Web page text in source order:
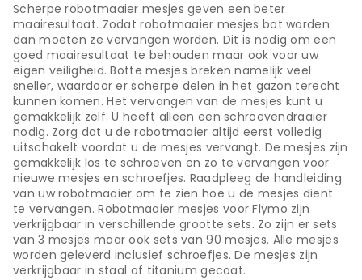
Scherpe robotmaaier mesjes geven een beter
maairesultaat. Zodat robotmaaier mesjes bot worden
dan moeten ze vervangen worden. Dit is nodig om een
goed maairesultaat te behouden maar ook voor uw
eigen veiligheid. Botte mesjes breken namelijk veel
sneller, waardoor er scherpe delen in het gazon terecht
kunnen komen. Het vervangen van de mesjes kunt u
gemakkelijk zelf. U heeft alleen een schroevendraaier
nodig. Zorg dat u de robotmaaier altijd eerst volledig
uitschakelt voordat u de mesjes vervangt. De mesjes zijn
gemakkelijk los te schroeven en zo te vervangen voor
nieuwe mesjes en schroefjes. Raadpleeg de handleiding
van uw robotmaaier om te zien hoe u de mesjes dient
te vervangen. Robotmaaier mesjes voor Flymo zijn
verkrijgbaar in verschillende grootte sets. Zo zijn er sets
van 3 mesjes maar ook sets van 90 mesjes. Alle mesjes
worden geleverd inclusief schroefjes. De mesjes zijn
verkrijgbaar in staal of titanium gecoat.